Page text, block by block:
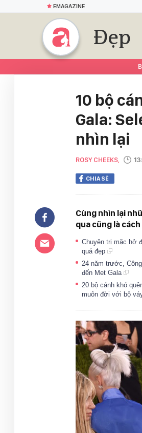
EMAGAZINE
Đẹp
10 bộ
Gala:
nhìn lại
ROSY CHEEKS,
CHIA SẺ
Cùng nhìn lại
qua cũng là
Chuyên trị mặc hở
quá đẹp
24 năm trước,
đến Met Gala
20 bộ cánh khó
muôn đời với bộ